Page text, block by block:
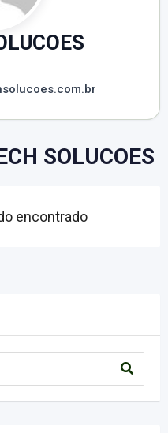
SOLUCOES
encontrado